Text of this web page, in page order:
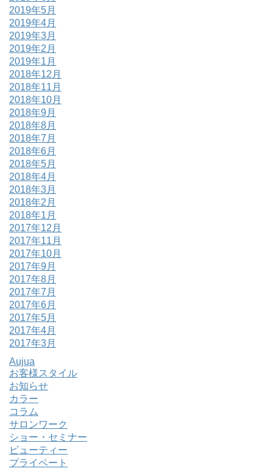
2019年5月
2019年4月
2019年3月
2019年2月
2019年1月
2018年12月
2018年11月
2018年10月
2018年9月
2018年8月
2018年7月
2018年6月
2018年5月
2018年4月
2018年3月
2018年2月
2018年1月
2017年12月
2017年11月
2017年10月
2017年9月
2017年8月
2017年7月
2017年6月
2017年5月
2017年4月
2017年3月
Aujua
お客様スタイル
お知らせ
カラー
コラム
サロンワーク
ショー・セミナー
ビューティー
プライベート